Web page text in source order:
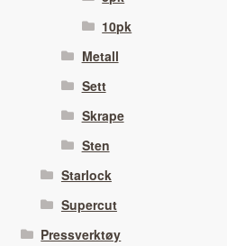
10pk
Metall
Sett
Skrape
Sten
Starlock
Supercut
Pressverktøy